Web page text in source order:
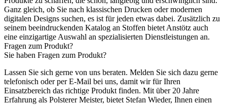
Ganz gleich, ob Sie nach klassischen Drucken oder modernen
digitalen Designs suchen, es ist für jeden etwas dabei. Zusätzlich zu
seinem beeindruckenden Katalog an Stoffen bietet Anstötz auch
eine einzigartige Auswahl an spezialisierten Dienstleistungen an.
Fragen zum Produkt?
Sie haben Fragen zum Produkt?
Lassen Sie sich gerne von uns beraten. Melden Sie sich dazu gerne
telefonisch oder per E-Mail bei uns, damit wir für Ihren
Einsatzbereich das richtige Produkt finden. Mit über 20 Jahre
Erfahrung als Polsterer Meister, bietet Stefan Wieder, Ihnen einen